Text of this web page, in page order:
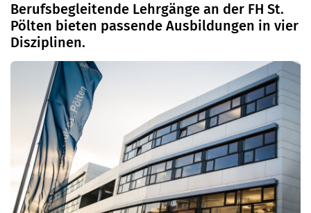
Berufsbegleitende Lehrgänge an der FH St.
Pölten bieten passende Ausbildungen in vier
Disziplinen.